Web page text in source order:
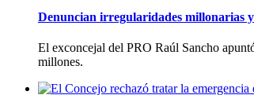
Denuncian irregularidades millonarias
El exconcejal del PRO Raúl Sancho
millones.